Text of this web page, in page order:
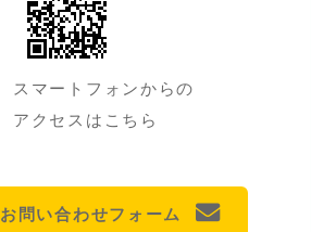
スマートフォンからの
アクセスはこちら
お問い合わせフォーム